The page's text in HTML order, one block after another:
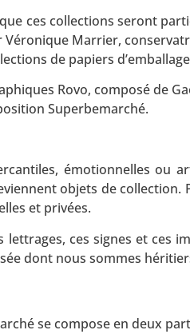
ces collections seront
Véronique Marrier,
de papiers
Rovo, composé de
Superbemarché.
émotionnelles ou
objets de
et privées.
lettrages, ces signes et ces
dont nous sommes
se compose en deux